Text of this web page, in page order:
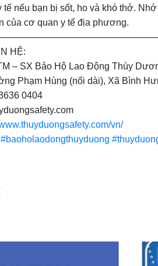
tế nếu bạn bị sốt, ho và khó thở.
của cơ quan y tế địa phương.
HỆ:
– SX Bảo Hộ Lao Động Thùy
Phạm Hùng (nối dài), Xã Bình
0404
vn/
#baoholaodongthuyduong